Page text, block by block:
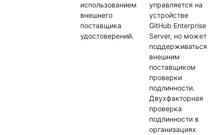
использованием
внешнего
поставщика
удостоверений.
управляется на
устройстве
GitHub Enterprise
Server, но может
поддерживаться
внешним
поставщиком
проверки
подлинности.
Двухфакторная
проверка
подлинности в
организациях